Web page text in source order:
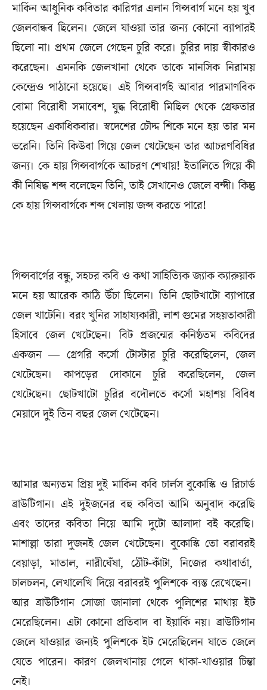
মার্কিন আধুনিক কবিতার কারিগর এলান গিন্সবার্গ মনে হয় খুব
জেলবান্ধব ছিলেন। জেলে যাওয়া তার জন্য কোনো ব্যাপারই
ছিলো না। প্রথম জেলে গেছেন চুরি করে। চুরির দায় স্বীকারও
করেছেন। এমনকি জেলখানা থেকে তাকে মানসিক নিরাময়
কেন্দ্রেও পাঠানো হয়েছে। এই গিন্সবার্গই আবার পারমাণবিক
বোমা বিরোধী সমাবেশ, যুদ্ধ বিরোধী মিছিল থেকে গ্রেফতার
হয়েছেন একাধিকবার। স্বদেশের চৌদ্দ শিকে মনে হয় তার মন
ভরেনি। তিনি কিউবা গিয়ে জেল খেটেছেন তার আচরণবিধির
জন্য। কে হায় গিন্সবার্গকে আচরণ শেখায়! ইতালিতে গিয়ে কী
কী নিষিদ্ধ শব্দ বলেছেন তিনি, তাই সেখানেও জেলে বন্দী। কিন্তু
কে হায় গিন্সবার্গকে শব্দ খেলায় জব্দ করতে পারে!
গিন্সবার্গের বন্ধু, সহচর কবি ও কথা সাহিত্যিক জ্যাক ক্যারুয়াক
মনে হয় আরেক কাঠি উঁচা ছিলেন। তিনি ছোটখাটো ব্যাপারে
জেল খাটেনি। বরং খুনির সাহায্যকারী, লাশ গুমের সহয়তাকারী
হিসাবে জেল খেটেছেন। বিট প্রজন্মের কনিষ্ঠতম কবিদের
একজন — গ্রেগরি কর্সো টোস্টার চুরি করেছিলেন, জেল
খেটেছেন। কাপড়ের দোকানে চুরি করেছিলেন, জেল
খেটেছেন। ছোটখাটো চুরির বদৌলতে কর্সো মহাশয় বিবিধ
মেয়াদে দুই তিন বছর জেল খেটেছেন।
আমার অন্যতম প্রিয় দুই মার্কিন কবি চার্লস বুকোস্কি ও রিচার্ড
ব্রাউটিগান। এই দুইজনের বহু কবিতা আমি অনুবাদ করেছি
এবং তাদের কবিতা নিয়ে আমি দুটো আলাদা বই করেছি।
মাশাল্লা তারা দুজনই জেল খেটেছেন। বুকোস্কি তো বরাবরই
বেয়াড়া, মাতাল, নারীঘেঁষা, ঠোঁট-কাঁটা, নিজের কথাবার্তা,
চালচলন, লেখালেখি দিয়ে বরাবরই পুলিশকে ব্যস্ত রেখেছেন।
আর ব্রাউটিগান সোজা জানালা থেকে পুলিশের মাথায় ইট
মেরেছিলেন। এটা কোনো প্রতিবাদ বা ইয়ার্কি নয়। ব্রাউটিগান
জেলে যাওয়ার জন্যই পুলিশকে ইট মেরেছিলেন যাতে জেলে
যেতে পারেন। কারণ জেলখানায় গেলে থাকা-খাওয়ার চিন্তা
নেই।